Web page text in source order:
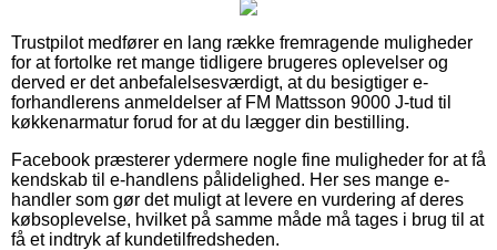
Trustpilot medfører en lang række fremragende muligheder
for at fortolke ret mange tidligere brugeres oplevelser og
derved er det anbefalelsesværdigt, at du besigtiger e-
forhandlerens anmeldelser af FM Mattsson 9000 J-tud til
køkkenarmatur forud for at du lægger din bestilling.
Facebook præsterer ydermere nogle fine muligheder for at få
kendskab til e-handlens pålidelighed. Her ses mange e-
handler som gør det muligt at levere en vurdering af deres
købsoplevelse, hvilket på samme måde må tages i brug til at
få et indtryk af kundetilfredsheden.